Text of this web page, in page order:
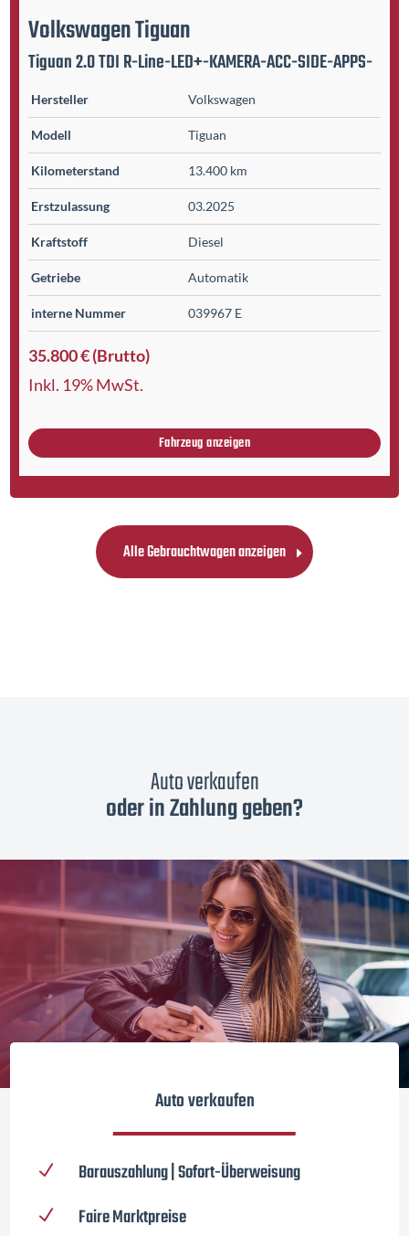
VolkswagenTiguan
Tiguan 2.0 TDI R-Line-LED+-KAMERA-ACC-SIDE-APPS-
Hersteller Volkswagen
Modell Tiguan
Kilometer­stand 13.400 km
Erst­zulassung 03.2025
Kraftstoff Diesel
Getriebe Automatik
interne Nummer 039967 E
35.800 € (Brutto)
Inkl. 19% MwSt.
Fahrzeug anzeigen
Alle Gebrauchtwagen anzeigen
Auto verkaufen
oder in Zahlung geben?
Auto verkaufen
N Barauszahlung | Sofort-Überweisung
N Faire Marktpreise